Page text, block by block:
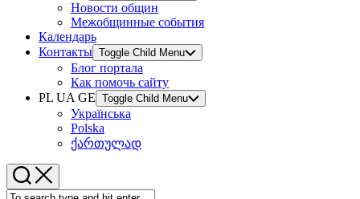
Новости общин
Межобщинные события
Календарь
Контакты Toggle Child Menu
Блог портала
Как помочь сайту
PL UA GE Toggle Child Menu
Українська
Polska
ქართულად